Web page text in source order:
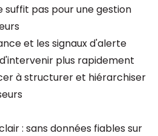
suffit pas pour une gestion
et les signaux d'alerte
plus rapidement
à structurer et hiérarchiser
: sans données fiables sur